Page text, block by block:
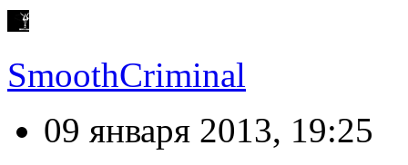
SmoothCriminal
09 января 2013, 19:25